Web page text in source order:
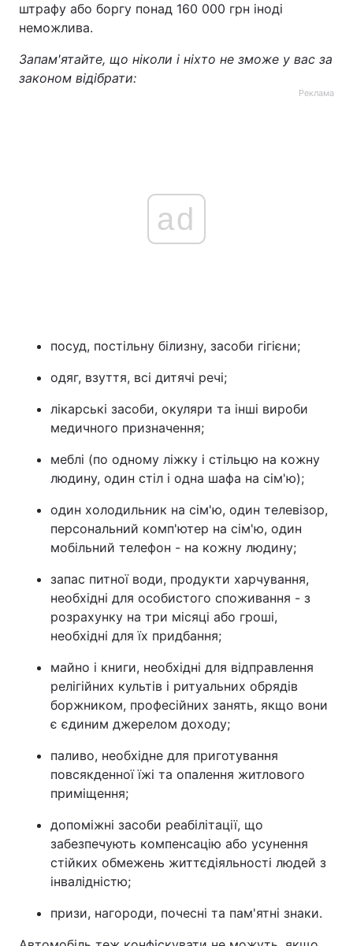
штрафу або боргу понад 160 000 грн іноді
неможлива.
Запам'ятайте, що ніколи і ніхто не зможе у вас за
законом відібрати:
Реклама
ad
посуд, постільну білизну, засоби гігієни;
одяг, взуття, всі дитячі речі;
лікарські засоби, окуляри та інші вироби
медичного призначення;
меблі (по одному ліжку і стільцю на кожну
людину, один стіл і одна шафа на сім'ю);
один холодильник на сім'ю, один телевізор,
персональний комп'ютер на сім'ю, один
мобільний телефон - на кожну людину;
запас питної води, продукти харчування,
необхідні для особистого споживання - з
розрахунку на три місяці або гроші,
необхідні для їх придбання;
майно і книги, необхідні для відправлення
релігійних культів і ритуальних обрядів
боржником, професійних занять, якщо вони
є єдиним джерелом доходу;
паливо, необхідне для приготування
повсякденної їжі та опалення житлового
приміщення;
допоміжні засоби реабілітації, що
забезпечують компенсацію або усунення
стійких обмежень життєдіяльності людей з
інвалідністю;
призи, нагороди, почесні та пам'ятні знаки.